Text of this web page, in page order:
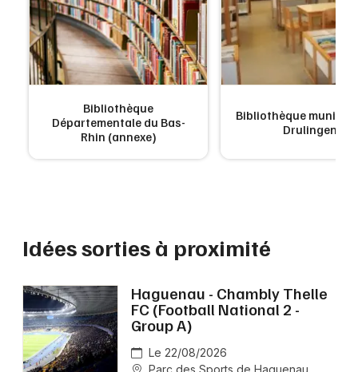
Bibliothèque
Départementale du Bas-
Rhin (annexe)
Bibliothèque
Drulingen
Idées sorties à proximité
Haguenau - Chambly Thelle
FC (Football National 2 -
Group A)
Le 22/08/2026
Parc des Sports de Haguenau